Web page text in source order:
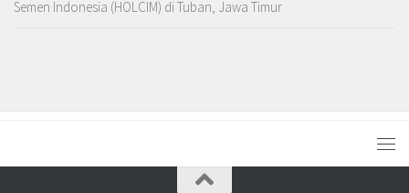
Semen Indonesia (HOLCIM) di Tuban, Jawa Timur